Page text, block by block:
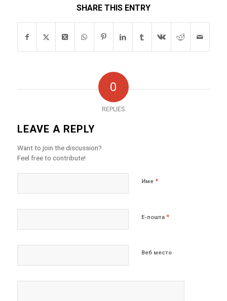
SHARE THIS ENTRY
0
REPLIES
LEAVE A REPLY
Want to join the discussion?
Feel free to contribute!
Име *
Е-пошта *
Веб место